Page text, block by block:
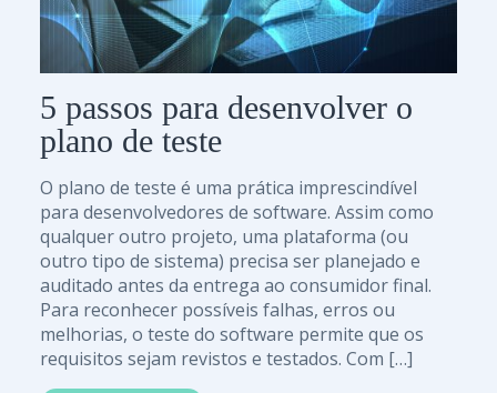
5 passos para desenvolver o
plano de teste
O plano de teste é uma prática imprescindível
para desenvolvedores de software. Assim como
qualquer outro projeto, uma plataforma (ou
outro tipo de sistema) precisa ser planejado e
auditado antes da entrega ao consumidor final.
Para reconhecer possíveis falhas, erros ou
melhorias, o teste do software permite que os
requisitos sejam revistos e testados. Com […]